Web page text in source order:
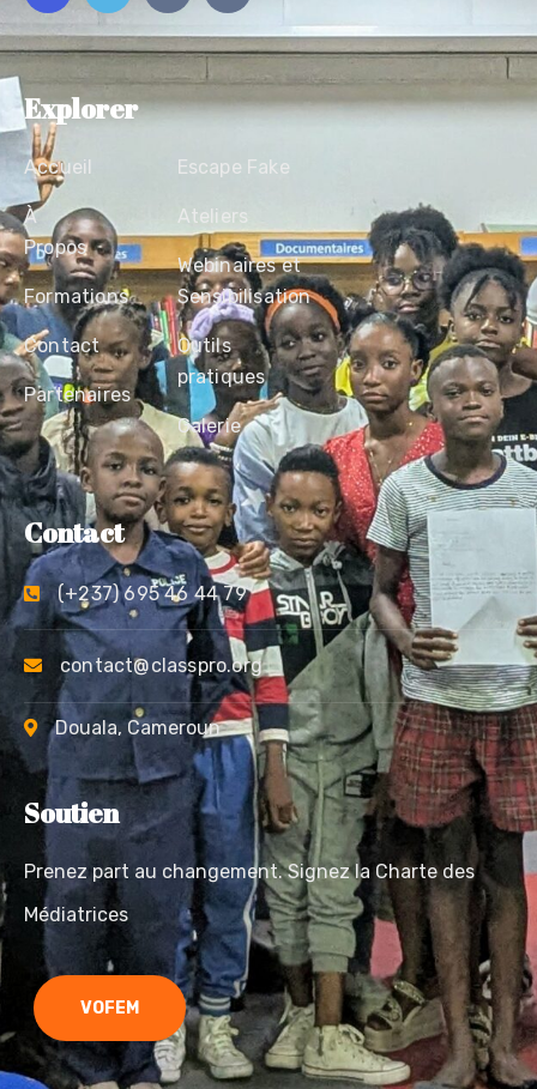
Explorer
Accueil
À
Propos
Formations
Contact
Partenaires
Escape Fake
Ateliers
Webinaires et
Sensibilisation
Outils
pratiques
Galerie
Contact
(+237) 695 46 44 79
contact@classpro.org
Douala, Cameroun
Soutien
Prenez part au changement. Signez la Charte des
Médiatrices
VOFEM